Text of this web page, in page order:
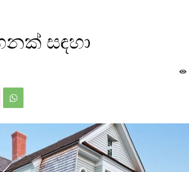
සඳහා